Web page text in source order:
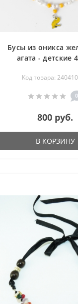
Бусы из оникса
агата - детские
Код товара:
0
800 руб.
В КОРЗИНУ